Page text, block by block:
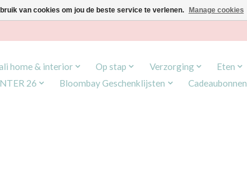
home & interior Op stap Verzorging Eten
26 Bloombay Geschenklijsten Cadeaubonnen
van cookies om jou de beste service te verlenen. Manage cookies